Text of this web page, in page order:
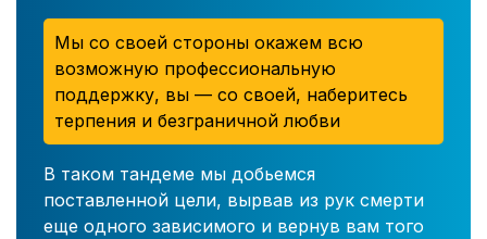
Мы со своей стороны окажем всю
возможную профессиональную
поддержку, вы — со своей, наберитесь
терпения и безграничной любви
В таком тандеме мы добьемся
поставленной цели, вырвав из рук смерти
еще одного зависимого и вернув вам того